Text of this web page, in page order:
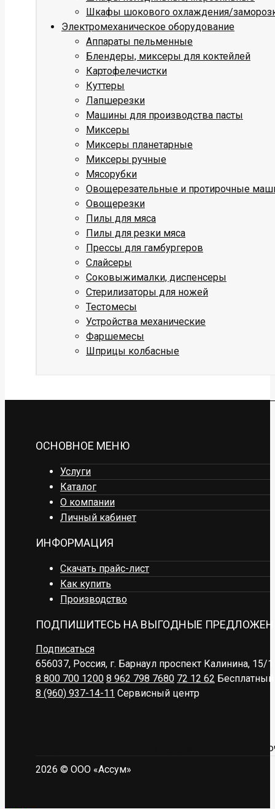
Шкафы шокового охлаждения/
Электромеханическое оборудование
Аппараты пельменные
Блендеры, миксеры для коктейлей
Картофелечистки
Куттеры
Лапшерезки
Машины для производства пасты
Миксеры
Миксеры планетарные
Миксеры ручные
Мясорубки
Овощерезательные и протирочные
Овощерезки
Пилы для мяса
Пилы для резки мяса
Прессы для гамбургеров
Слайсеры
Соковыжималки, диспенсеры
Стерилизаторы для ножей
Тестомесы
Устройства механические
Фаршемесы
Шприцы колбасные
ОСНОВНОЕ МЕНЮ
Услуги
Каталог
О компании
Личный кабинет
ИНФОРМАЦИЯ
Скачать прайс-лист
Как купить
Производство
ПОДПИШИТЕСЬ НА ВЫГОДНЫЕ
Подписаться
656037, Россия, г. Барнаул проспект Калинина, 15/1
8 800 700 1200 8 962 798 7680 72 12 62
8 (960) 937-14-11 Сервисный центр
Представленная на сайте информация носит
2026 © ООО «Ассум»